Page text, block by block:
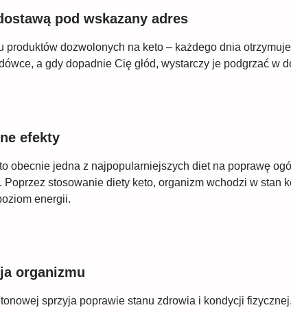
pod wskazany adres
produktów dozwolonych na keto – każdego dnia
a gdy dopadnie Cię głód, wystarczy je podgrzać w
efekty
obecnie jedna z najpopularniejszych diet na poprawę
Poprzez stosowanie diety keto, organizm wchodzi w stan
energii.
organizmu
sprzyja poprawie stanu zdrowia i kondycji